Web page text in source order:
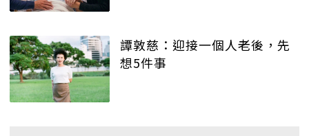
譚敦慈：迎接一個人老後，先
想5件事